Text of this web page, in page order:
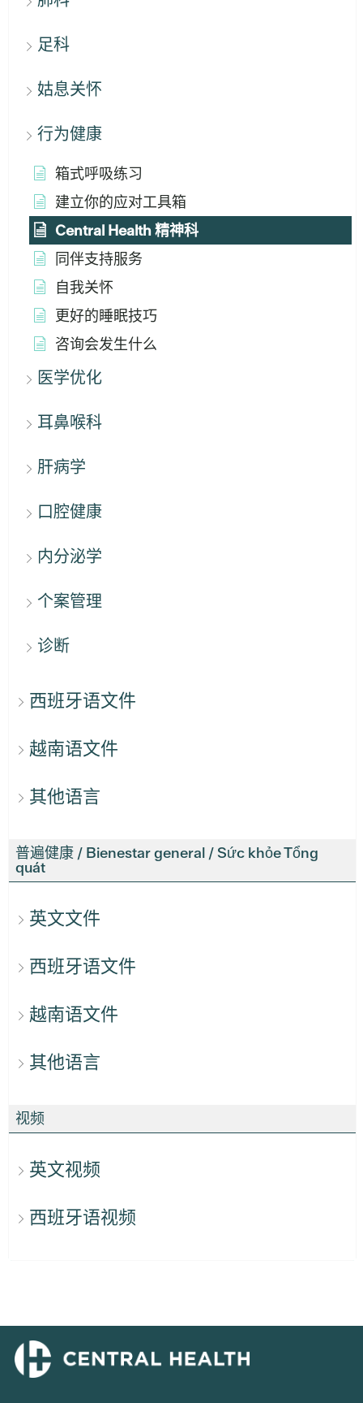
足科
姑息关怀
行为健康
箱式呼吸练习
建立你的应对工具箱
Central Health 精神科
同伴支持服务
自我关怀
更好的睡眠技巧
咨询会发生什么
医学优化
耳鼻喉科
肝病学
口腔健康
内分泌学
个案管理
诊断
西班牙语文件
越南语文件
其他语言
普遍健康 / Bienestar general / Sức khỏe Tổng
quát
英文文件
西班牙语文件
越南语文件
其他语言
视频
英文视频
西班牙语视频